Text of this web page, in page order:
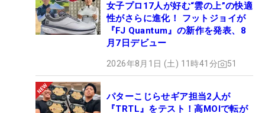
女子プロ17人が好む“雲の上”の快適
性がさらに進化！ フットジョイが
『FJ Quantum』の新作を発表、8
月7日デビュー
2026年8月1日 (土) 11時41分 51
パターこじらせギア担当2人が
『TRTL』をテスト！高MOIで転が